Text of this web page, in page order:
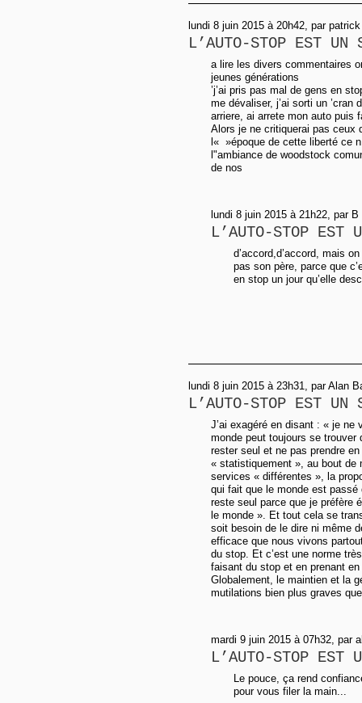
lundi 8 juin 2015 à 20h42, par
L’AUTO-STOP EST UN
a lire les divers commentaires
jeunes générations
’j’ai pris pas mal de gens en
me dévaliser, j’ai sorti un ’cran
arriere, ai arrete mon auto puis
Alors je ne critiquerai pas ceux
l« »époque de cette liberté ce
l"ambiance de woodstock
de nos
lundi 8 juin 2015 à 21h22, par B
L’AUTO-STOP EST
d’accord,d’accord, mais
pas son père, parce que
en stop un jour qu’elle
lundi 8 juin 2015 à 23h31, par Alan
L’AUTO-STOP EST UN
J’ai exagéré en disant : « je
monde peut toujours se trouver
rester seul et ne pas prendre
« statistiquement », au bout de
services « différentes », la
qui fait que le monde est
reste seul parce que je préfère
le monde ». Et tout cela se
soit besoin de le dire ni même
efficace que nous vivons
du stop. Et c’est une norme
faisant du stop et en prenant
Globalement, le maintien et la
mutilations bien plus graves
mardi 9 juin 2015 à 07h32, par
L’AUTO-STOP EST
Le pouce, ça rend
pour vous filer la main...